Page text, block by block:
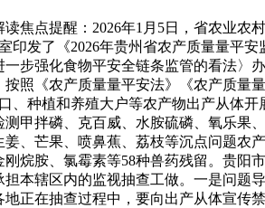
点提醒：2026年1月5日，省农业农
发了《2026年贵州省农产质量量平安
步强化食物平安全链条监管的看法〉
照《农产质量量平安法》《农产质量
种植和养殖大户等农产物出产从体
甲拌磷、克百威、水胺硫磷、氧乐果
、芒果、喷鼻蕉、荔枝等沉点问题农
烷胺、氯霉素等58种兽药残留。贵阳
本辖区内的监视抽查工做。一是问题
正在抽查过程中，要向出产从体宣传